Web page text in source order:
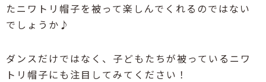
たニワトリ帽子を被って楽しんでくれるのではない
でしょうか♪
ダンスだけではなく、子どもたちが被っているニワ
トリ帽子にも注目してみてください！